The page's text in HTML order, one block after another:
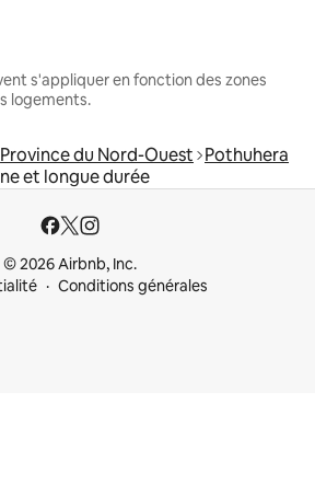
s'appliquer en fonction des zones
logements.
Province du Nord-Ouest Pothuhera
et longue durée
© 2026 Airbnb, Inc.
Conditions générales